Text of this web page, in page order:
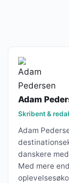
Adam
Skribent &
Adam
danskere
Med mere